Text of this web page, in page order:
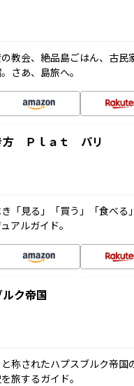
教会、絶品島ごはん、古
さあ、島旅へ。
方 Ｐｌａｔ パリ
「見る」「買う」「食べ
アルガイド。
ク帝国
と称されたハプスブルク帝
旅するガイド。